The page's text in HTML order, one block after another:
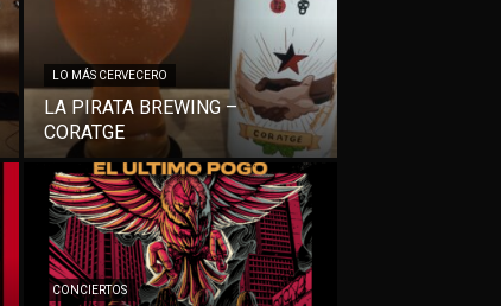
LO MÁS CERVECERO
LA PIRATA BREWING –
CORATGE
CONCIERTOS